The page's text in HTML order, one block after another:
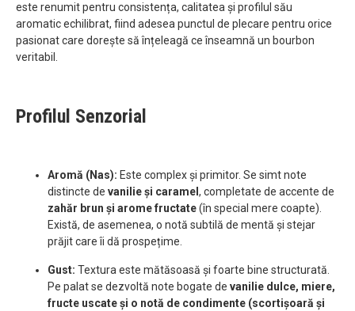
este renumit pentru consistența, calitatea și profilul său
aromatic echilibrat, fiind adesea punctul de plecare pentru orice
pasionat care dorește să înțeleagă ce înseamnă un bourbon
veritabil.
Profilul Senzorial
Aromă (Nas): Este complex și primitor. Se simt note
distincte de vanilie și caramel , completate de accente de
zahăr brun și arome fructate(în special mere coapte).
Există, de asemenea, o notă subtilă de mentă și stejar
prăjit care îi dă prospețime.
Gust: Textura este mătăsoasă și foarte bine structurată.
Pe palat se dezvoltă note bogate de vanilie dulce, miere,
fructe uscate și o notă de condimente (scortișoară și